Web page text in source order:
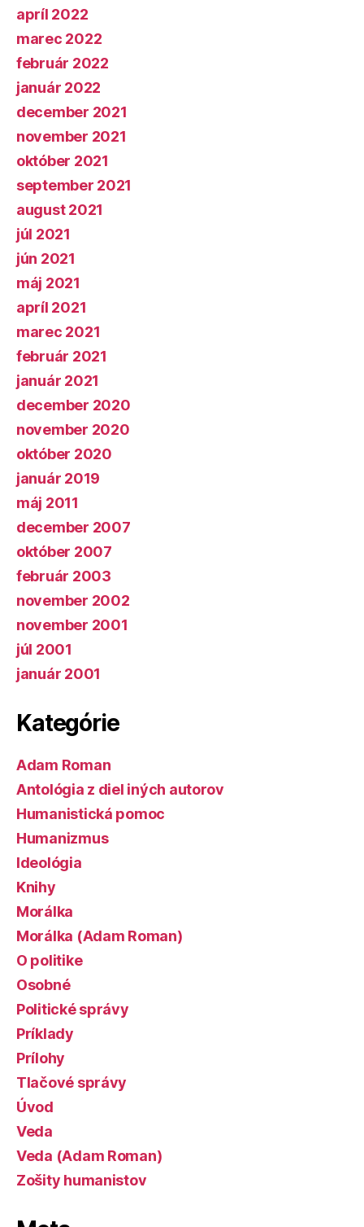
apríl 2022
marec 2022
február 2022
január 2022
december 2021
november 2021
október 2021
september 2021
august 2021
júl 2021
jún 2021
máj 2021
apríl 2021
marec 2021
február 2021
január 2021
december 2020
november 2020
október 2020
január 2019
máj 2011
december 2007
október 2007
február 2003
november 2002
november 2001
júl 2001
január 2001
Kategórie
Adam Roman
Antológia z diel iných autorov
Humanistická pomoc
Humanizmus
Ideológia
Knihy
Morálka
Morálka (Adam Roman)
O politike
Osobné
Politické správy
Príklady
Prílohy
Tlačové správy
Úvod
Veda
Veda (Adam Roman)
Zošity humanistov